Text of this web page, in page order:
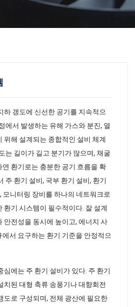
하 갱도에 신선한 공기를 지속적으
에서 발생하는 유해 가스와 분진, 열
위해 설계되는 종합적인 설비 체계
는 길이가 길고 분기가 많으며, 채굴
환기로는 충분한 공기 흐름을 확
주 환기 설비, 국부 환기 설비, 환기
모니터링 장비를 하나의 네트워크로
환기 시스템이 필수적이다. 잘 설계
안전성을 동시에 높이고, 에너지 사
서 요구하는 환기 기준을 안정적으
심에는 주 환기 설비가 있다. 주 환기
치된 대형 축류 송풍기나 대향회전
도로 구성되며, 전체 광산에 필요한